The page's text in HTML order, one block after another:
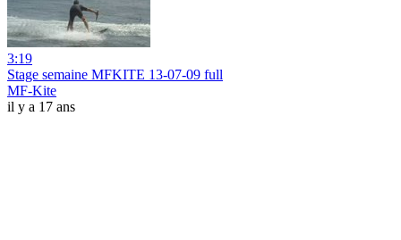
3:19
Stage semaine MFKITE 13-07-09 full
MF-Kite
il y a 17 ans